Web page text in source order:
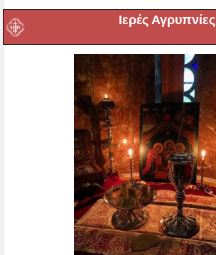
Ιερές Αγρυπνίες